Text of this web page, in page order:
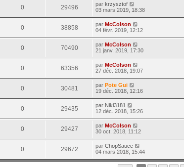
0 29496 par krzysztof
03 mars 2019, 18:38
0 38858 par McColson
04 févr. 2019, 12:12
0 70490 par McColson
21 janv. 2019, 17:30
0 63356 par McColson
27 déc. 2018, 19:07
0 30481 par Pote Gui
19 déc. 2018, 12:16
0 29435 par Niki3181
12 déc. 2018, 15:26
0 29427 par McColson
30 oct. 2018, 11:12
0 29672 par ChopSauce
04 mars 2018, 15:44